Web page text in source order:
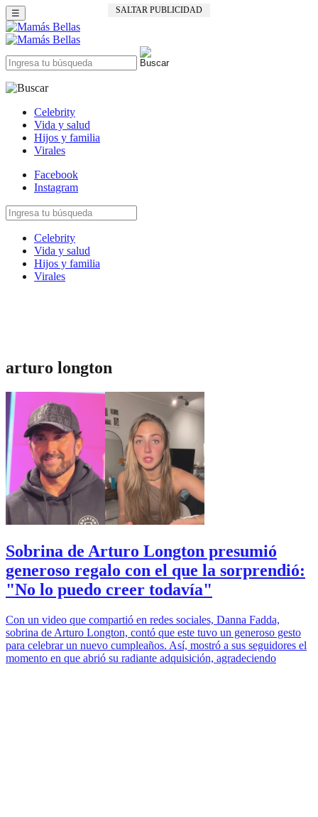
SALTAR PUBLICIDAD
☰
Celebrity
Vida y salud
Hijos y familia
Virales
Facebook
Instagram
Celebrity
Vida y salud
Hijos y familia
Virales
arturo longton
Sobrina de Arturo Longton presumió
generoso regalo con el que la sorprendió:
"No lo puedo creer todavía"
Con un video que compartió en redes sociales, Danna Fadda,
sobrina de Arturo Longton, contó que este tuvo un generoso gesto
para celebrar un nuevo cumpleaños. Así, mostró a sus seguidores el
momento en que abrió su radiante adquisición, agradeciendo